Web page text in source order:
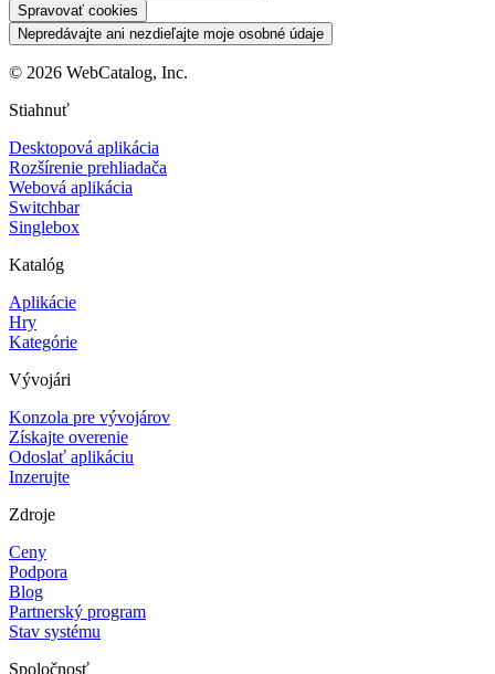
Spravovať cookies
Nepredávajte ani nezdieľajte moje osobné údaje
© 2026 WebCatalog, Inc.
Stiahnuť
Desktopová aplikácia
Rozšírenie prehliadača
Webová aplikácia
Switchbar
Singlebox
Katalóg
Aplikácie
Hry
Kategórie
Vývojári
Konzola pre vývojárov
Získajte overenie
Odoslať aplikáciu
Inzerujte
Zdroje
Ceny
Podpora
Blog
Partnerský program
Stav systému
Spoločnosť